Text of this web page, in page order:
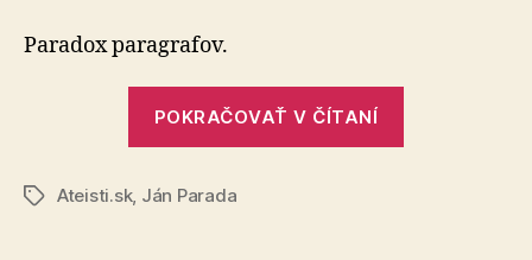
Paradox paragrafov.
POKRAČOVAŤ V ČÍTANÍ
ZnačkyAteisti.sk, Ján Parada